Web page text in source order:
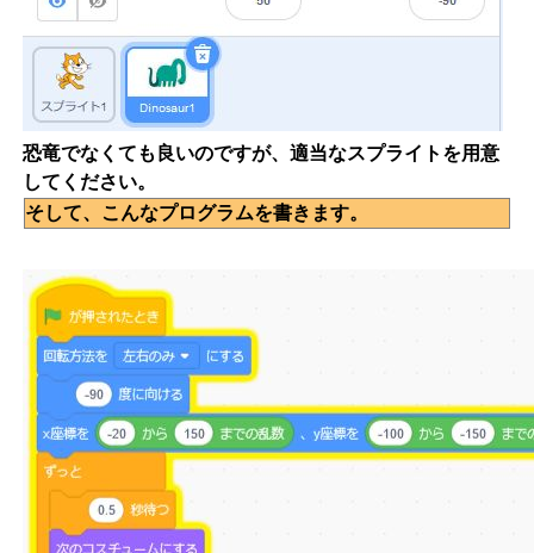
恐竜でなくても良いのですが、適当なスプライトを用意
してください。
そして、こんなプログラムを書きます。